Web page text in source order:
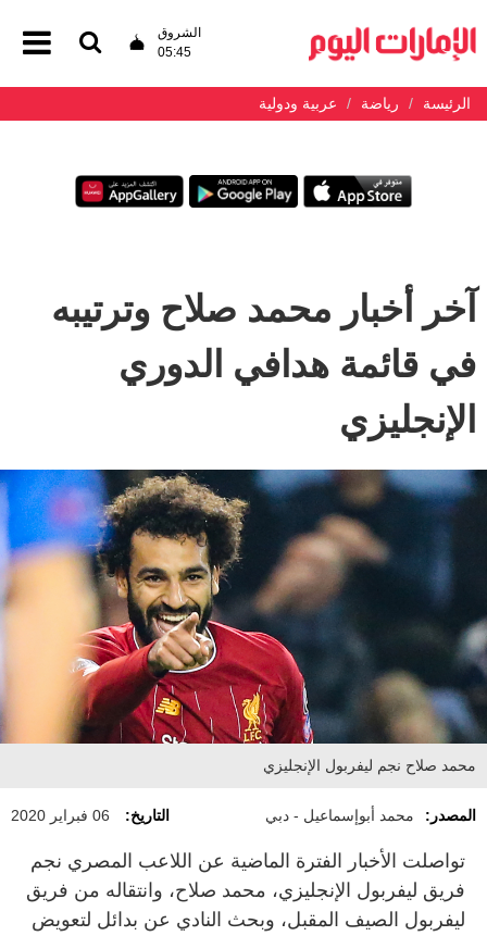
الشروق
05:45
الرئيسة رياضة عربية ودولية
آخر أخبار محمد صلاح وترتيبه
في قائمة هدافي الدوري
الإنجليزي
محمد صلاح نجم ليفربول الإنجليزي
المصدر: محمد أبوإسماعيل - دبي التاريخ: 06 فبراير 2020
تواصلت الأخبار الفترة الماضية عن اللاعب المصري نجم
فريق ليفربول الإنجليزي، محمد صلاح، وانتقاله من فريق
ليفربول الصيف المقبل، وبحث النادي عن بدائل لتعويض